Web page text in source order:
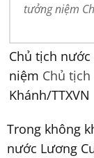
tưởng niệm
Chủ tịch
niệm Chủ
Khánh/TTXVN
Trong không
nước Lương